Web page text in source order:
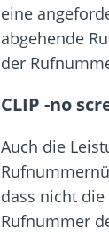
eine
abgehende
der
CLIP -no
Auch die
dass nicht
Rufnummer